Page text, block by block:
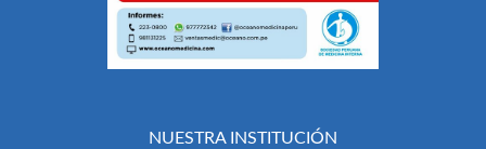
NUESTRA INSTITUCIÓN